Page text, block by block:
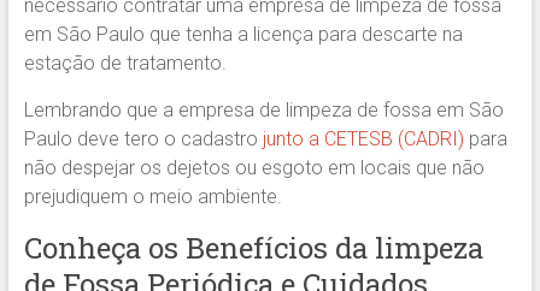
necessário contratar uma empresa de limpeza de fossa
em São Paulo que tenha a licença para descarte na
estação de tratamento.
Lembrando que a empresa de limpeza de fossa em São
Paulo deve tero o cadastro junto a CETESB (CADRI) para
não despejar os dejetos ou esgoto em locais que não
prejudiquem o meio ambiente.
Conheça os Benefícios da limpeza